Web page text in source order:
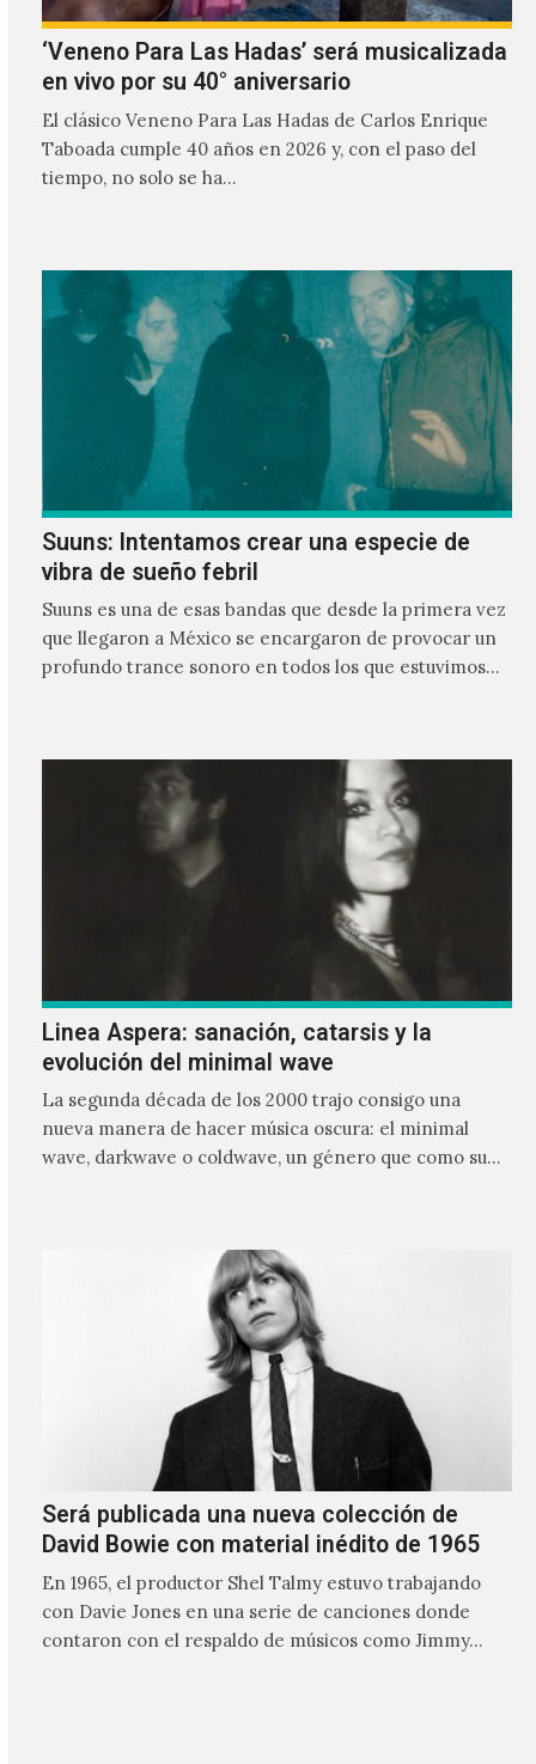
‘Veneno Para Las Hadas’ será musicalizada
en vivo por su 40° aniversario
El clásico Veneno Para Las Hadas de Carlos Enrique
Taboada cumple 40 años en 2026 y, con el paso del
tiempo, no solo se ha…
Suuns: Intentamos crear una especie de
vibra de sueño febril
Suuns es una de esas bandas que desde la primera vez
que llegaron a México se encargaron de provocar un
profundo trance sonoro en todos los que estuvimos
Linea Aspera: sanación, catarsis y la
evolución del minimal wave
La segunda década de los 2000 trajo consigo una
nueva manera de hacer música oscura: el minimal
wave, darkwave o coldwave, un género que como su
Será publicada una nueva colección de
David Bowie con material inédito de 1965
En 1965, el productor Shel Talmy estuvo trabajando
con Davie Jones en una serie de canciones donde
contaron con el respaldo de músicos como Jimmy…